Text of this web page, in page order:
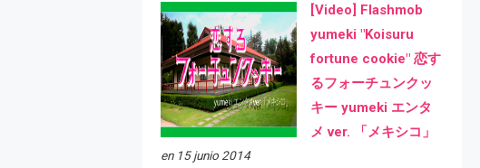
[Video] Flashmob
yumeki "Koisuru
fortune cookie" 恋す
るフォーチュンクッ
キー yumeki エンタ
メ ver. 「メキシコ」
en 15 junio 2014